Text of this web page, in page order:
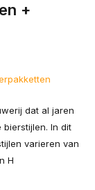
+
dat al jaren
In dit
varieren van
H